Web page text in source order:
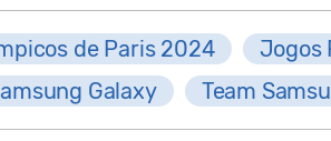
de Paris 2024
Jogos
Galaxy Team